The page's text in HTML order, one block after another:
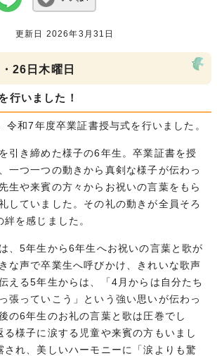
更新日 2026年3月31日
26日木曜日
行いました！
和7年度卒業証書授与式を行いました。
引き締めた様子の6年生。卒業証書を授
一つ一つの動きから真剣な様子が伝わっ
生や来賓の方々からお祝いの言葉をもら
していました。その礼の動きが全員そろ
を感じました。
、5年生から6年生へお祝いの言葉と歌が
な声で卒業生へ呼びかけ、きれいな歌声
える5年生からは、「4月からは自分たち
張っていこう」という強い思いが伝わっ
の6年生のお礼の言葉と歌は圧巻でし
る様子に涙する児童や来賓の方もいまし
され、美しいハーモニーに「涙よりも驚